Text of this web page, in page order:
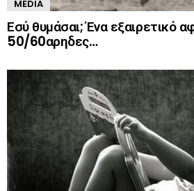
MEDIA
Εσύ θυμάσαι; Ένα εξαιρετικό
50/60αρηδες…